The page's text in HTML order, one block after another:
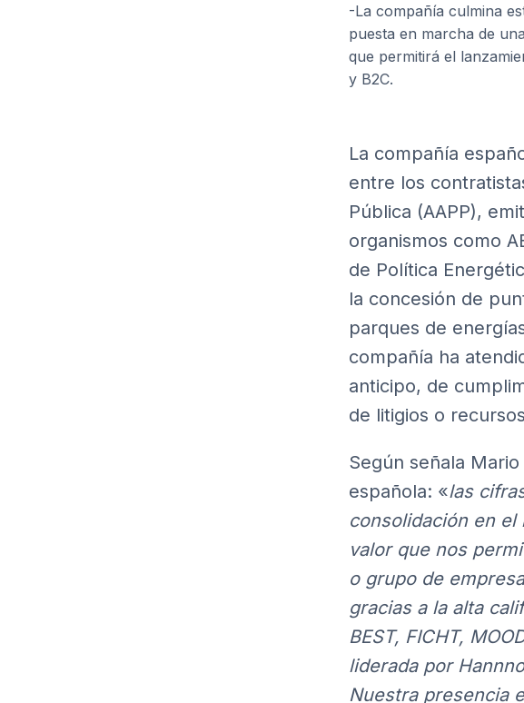
-La compañía culmina
puesta en marcha de
que permitirá el
y B2C.
La compañía
entre los
Pública (AAPP),
organismos como
de Política
la concesión de
parques de
compañía ha
anticipo, de
de litigios o
Según señala
española: «las
consolidación en
valor que nos
o grupo de
gracias a la alta
BEST, FICHT,
liderada por
Nuestra presencia